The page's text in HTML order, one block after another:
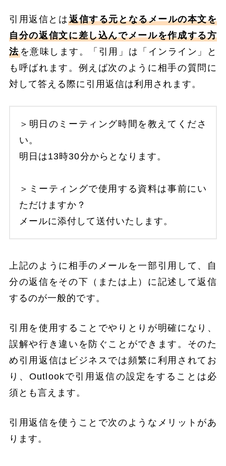
引用返信とは返信する元となるメールの本文を
自分の返信文に差し込んでメールを作成する方
法を意味します。「引用」は「インライン」と
も呼ばれます。例えば次のように相手の質問に
対して答える際に引用返信は利用されます。
＞明日のミーティング時間を教えてくださ
い。
明日は13時30分からとなります。
＞ミーティングで使用する資料は事前にい
ただけますか？
メールに添付して送付いたします。
上記のように相手のメールを一部引用して、自
分の返信をその下（または上）に記述して返信
するのが一般的です。
引用を使用することでやりとりが明確になり、
誤解や行き違いを防ぐことができます。そのた
め引用返信はビジネスでは頻繁に利用されてお
り、Outlookで引用返信の設定をすることは必
須とも言えます。
引用返信を使うことで次のようなメリットがあ
ります。